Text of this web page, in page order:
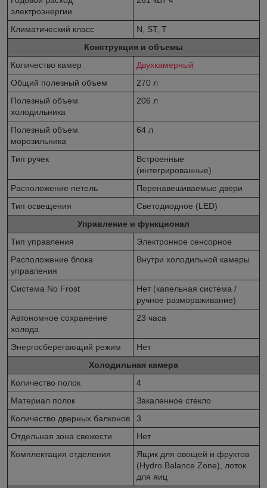
электроэнергии
Климатический класс
N, ST, T
Конструкция и объемы
Количество камер
Двухкамерный
Общий полезный объем
270 л
Полезный объем
холодильника
206 л
Полезный объем
морозильника
64 л
Тип ручек
Встроенные
(интегрированные)
Расположение петель
Перенавешиваемые двери
Тип освещения
Светодиодное (LED)
Управление и функционал
Тип управления
Электронное сенсорное
Расположение блока
управления
Внутри холодильной камеры
Система No Frost
Нет (капельная система /
ручное размораживание)
Автономное сохранение
холода
23 часа
Энергосберегающий режим
Нет
Холодильная камера
Количество полок
4
Материал полок
Закаленное стекло
Количество дверных балконов
3
Отдельная зона свежести
Нет
Комплектация отделения
Ящик для овощей и фруктов
(Hydro Balance Zone), лоток
для яиц